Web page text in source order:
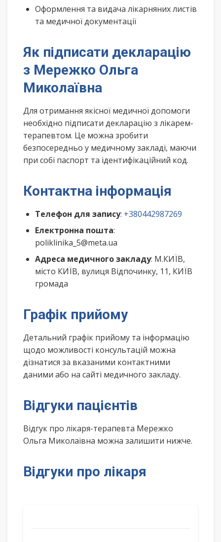
Оформлення та видача лікарняних листів
та медичної документації
Як підписати декларацію
з Мережко Ольга
Миколаївна
Для отримання якісної медичної допомоги
необхідно підписати декларацію з лікарем-
терапевтом. Це можна зробити
безпосередньо у медичному закладі, маючи
при собі паспорт та ідентифікаційний код.
Контактна інформація
Телефон для запису: +380442987269
Електронна пошта:
poliklinika_5@meta.ua
Адреса медичного закладу: М.КИЇВ,
місто КИЇВ, вулиця Відпочинку, 11, КИЇВ
громада
Графік прийому
Детальний графік прийому та інформацію
щодо можливості консультацій можна
дізнатися за вказаними контактними
даними або на сайті медичного закладу.
Відгуки пацієнтів
Відгук про лікаря-терапевта Мережко
Ольга Миколаївна можна залишити нижче.
Відгуки про лікаря